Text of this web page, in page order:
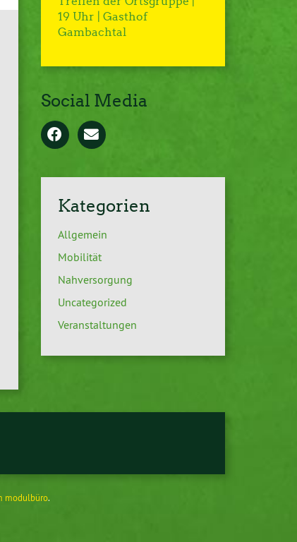
19 Uhr | Gasthof
Gambachtal
Social Media
Kategorien
Allgemein
Mobilität
Nahversorgung
Uncategorized
Veranstaltungen
modulbüro.